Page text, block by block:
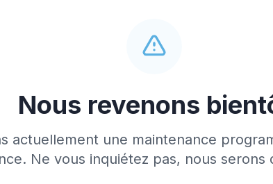
Nous revenons
actuellement une maintenance
Ne vous inquiétez pas, nous serons